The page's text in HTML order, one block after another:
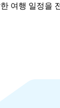
여행 일정을